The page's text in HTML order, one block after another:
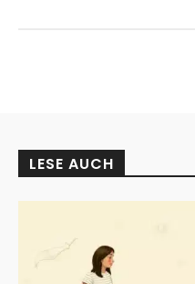
LESE AUCH